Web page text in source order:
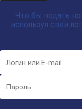
Что бы подать
используя свой